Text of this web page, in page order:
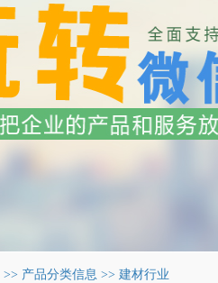
>> 产品分类信息 >> 建材行业